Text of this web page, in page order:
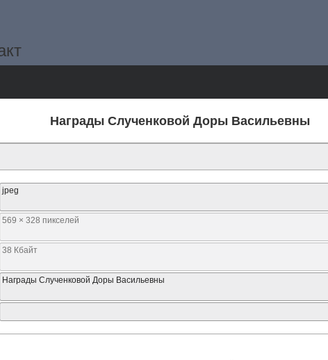
Награды Слученковой Доры Васильевны
jpeg
569 × 328 пикселей
38 Кбайт
Награды Слученковой Доры Васильевны